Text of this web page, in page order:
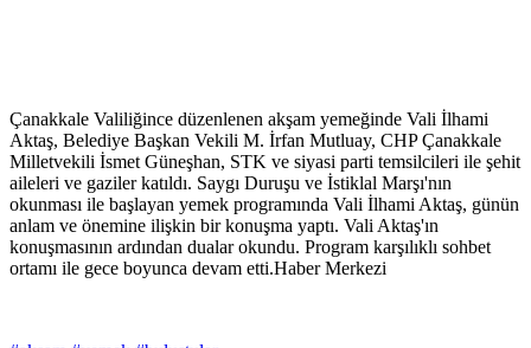
Çanakkale Valiliğince düzenlenen akşam yemeğinde Vali İlhami
Aktaş, Belediye Başkan Vekili M. İrfan Mutluay, CHP Çanakkale
Milletvekili İsmet Güneşhan, STK ve siyasi parti temsilcileri ile şehit
aileleri ve gaziler katıldı. Saygı Duruşu ve İstiklal Marşı'nın
okunması ile başlayan yemek programında Vali İlhami Aktaş, günün
anlam ve önemine ilişkin bir konuşma yaptı. Vali Aktaş'ın
konuşmasının ardından dualar okundu. Program karşılıklı sohbet
ortamı ile gece boyunca devam etti.Haber Merkezi